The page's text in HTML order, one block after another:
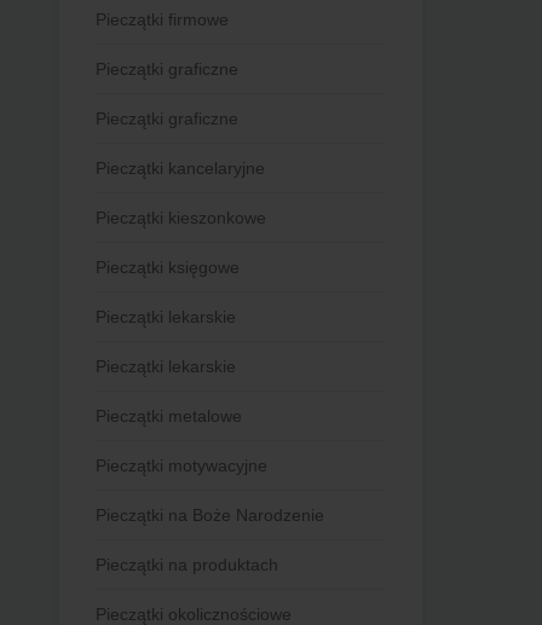
Pieczątki firmowe
Pieczątki graficzne
Pieczątki graficzne
Pieczątki kancelaryjne
Pieczątki kieszonkowe
Pieczątki księgowe
Pieczątki lekarskie
Pieczątki lekarskie
Pieczątki metalowe
Pieczątki motywacyjne
Pieczątki na Boże Narodzenie
Pieczątki na produktach
Pieczątki okolicznościowe